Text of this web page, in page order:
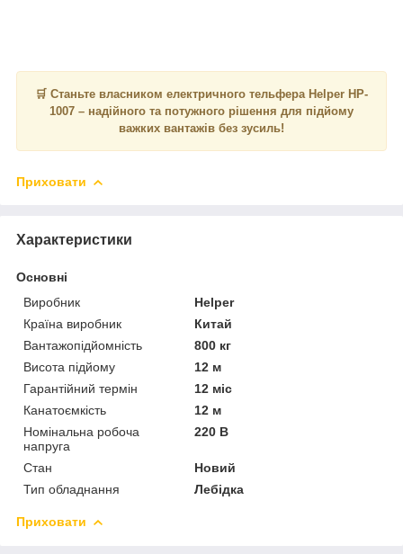
🛒 Станьте власником електричного тельфера Helper HP-
1007 – надійного та потужного рішення для підйому
важких вантажів без зусиль!
Приховати
Характеристики
Основні
Виробник
Helper
Країна виробник
Китай
Вантажопідйомність
800 кг
Висота підйому
12 м
Гарантійний термін
12 міс
Канатоємкість
12 м
Номінальна робоча
напруга
220 В
Стан
Новий
Тип обладнання
Лебідка
Приховати